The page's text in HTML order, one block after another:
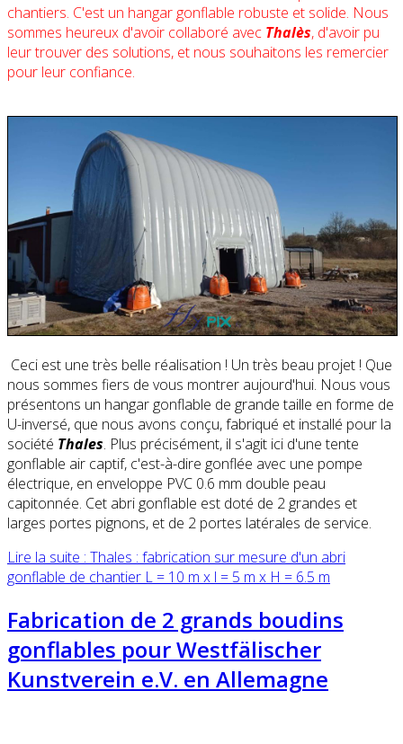
chantiers. C'est un hangar gonflable robuste et solide. Nous
sommes heureux d'avoir collaboré avec Thalès, d'avoir pu
leur trouver des solutions, et nous souhaitons les remercier
pour leur confiance.
Ceci est une très belle réalisation ! Un très beau projet ! Que
nous sommes fiers de vous montrer aujourd'hui. Nous vous
présentons un hangar gonflable de grande taille en forme de
U-inversé, que nous avons conçu, fabriqué et installé pour la
société Thales. Plus précisément, il s'agit ici d'une tente
gonflable air captif, c'est-à-dire gonflée avec une pompe
électrique, en enveloppe PVC 0.6 mm double peau
capitonnée. Cet abri gonflable est doté de 2 grandes et
larges portes pignons, et de 2 portes latérales de service.
Lire la suite : Thales : fabrication sur mesure d'un abri
gonflable de chantier L = 10 m x l = 5 m x H = 6.5 m
Fabrication de 2 grands boudins
gonflables pour Westfälischer
Kunstverein e.V. en Allemagne